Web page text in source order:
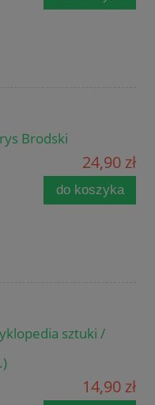
Brodski
24,90 zł
do koszyka
sztuki /
14,90 zł